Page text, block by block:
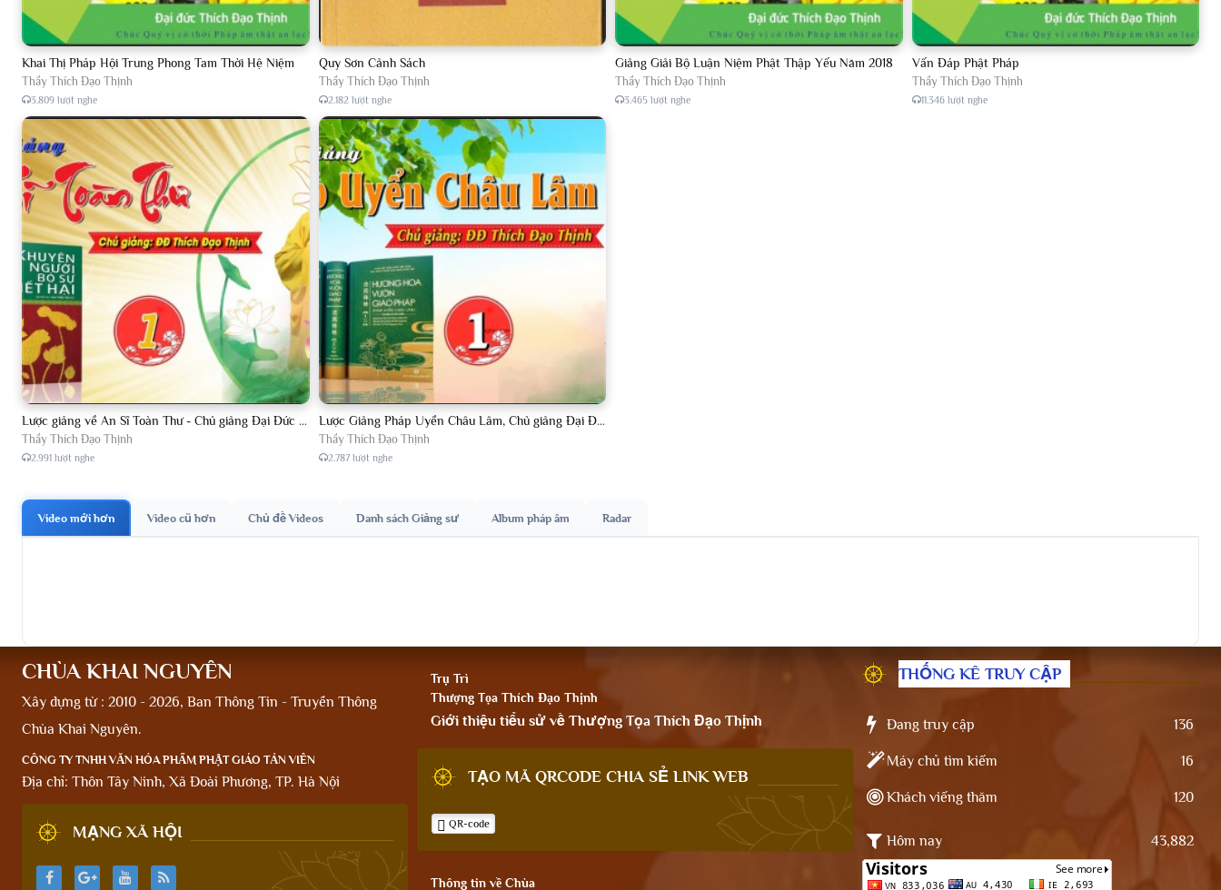
Khai Thị Pháp Hội Trung Phong Tam Thời Hệ Niệm
Thầy Thích Đạo Thịnh
3.809 lượt nghe
Quy Sơn Cảnh Sách
Thầy Thích Đạo Thịnh
2.182 lượt nghe
Giảng Giải Bộ Luận Niệm Phật Thập Yếu Năm 2018
Thầy Thích Đạo Thịnh
3.465 lượt nghe
Vấn Đáp Phật Pháp
Thầy Thích Đạo Thịnh
11.346 lượt nghe
Lược giảng về An Sĩ Toàn Thư - Chủ giảng Đại Đức Thích Đạo Thịnh
Thầy Thích Đạo Thịnh
2.991 lượt nghe
Lược Giảng Pháp Uyển Châu Lâm, Chủ giảng Đại Đức Thích Đạo Thịnh
Thầy Thích Đạo Thịnh
2.787 lượt nghe
Video mới hơn Video cũ hơn Chủ đề Videos Danh sách Giảng sư Album pháp âm Radar
CHÙA KHAI NGUYÊN
Xây dựng từ : 2010 - 2026, Ban Thông Tin - Truyền Thông
Chùa Khai Nguyên.
CÔNG TY TNHH VĂN HÓA PHẨM PHẬT GIÁO TẢN VIÊN
Địa chỉ: Thôn Tây Ninh, Xã Đoài Phương, TP. Hà Nội
MẠNG XÃ HỘI
Trụ Trì
Thượng Tọa Thích Đạo Thịnh
Giới thiệu tiểu sử về Thượng Tọa Thích Đạo Thịnh
TẠO MÃ QRCODE CHIA SẺ LINK WEB
QR-code
Thông tin về Chùa
THỐNG KÊ TRUY CẬP
Đang truy cập 136
Máy chủ tìm kiếm 16
Khách viếng thăm 120
Hôm nay 43,882